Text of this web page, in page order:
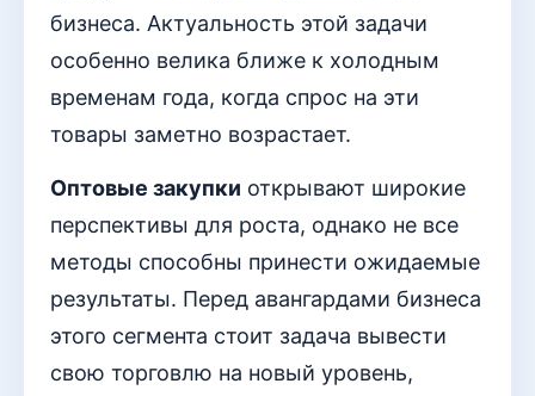
бизнеса. Актуальность этой задачи
особенно велика ближе к холодным
временам года, когда спрос на эти
товары заметно возрастает.
Оптовые закупки открывают широкие
перспективы для роста, однако не все
методы способны принести ожидаемые
результаты. Перед авангардами бизнеса
этого сегмента стоит задача вывести
свою торговлю на новый уровень,